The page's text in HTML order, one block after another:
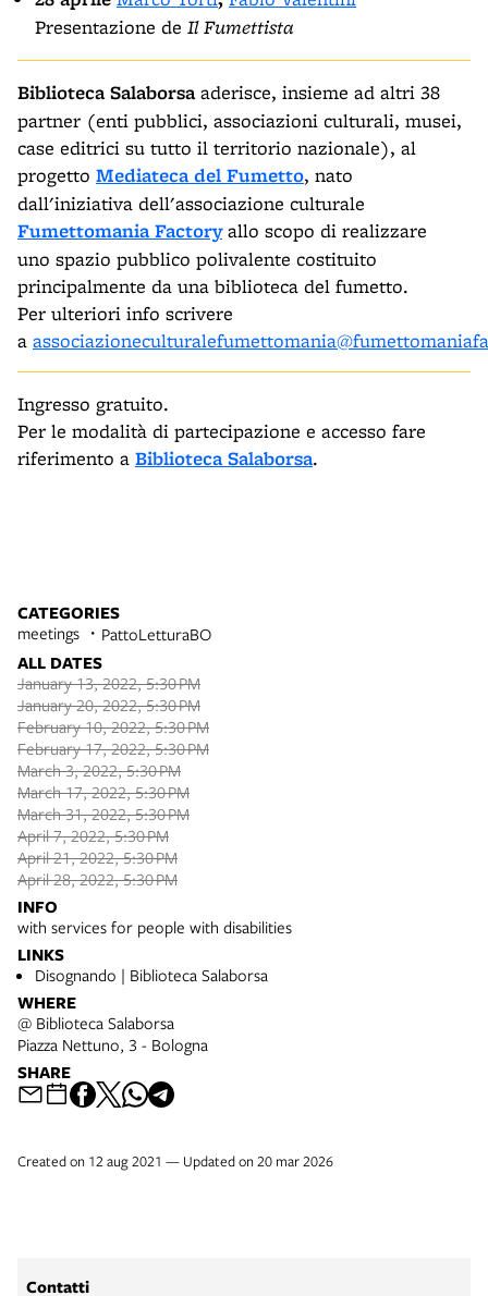
Presentazione de Il Fumettista
Biblioteca Salaborsaaderisce, insieme ad altri 38
partner (enti pubblici, associazioni culturali, musei,
case editrici su tutto il territorio nazionale), al
progetto Mediateca del Fumetto, nato
dall'iniziativa dell'associazione culturale
Fumettomania Factory allo scopo di realizzare
uno spazio pubblico polivalente costituito
principalmente da una biblioteca del fumetto.
Per ulteriori info scrivere
a
Ingresso gratuito.
Per le modalità di partecipazione e accesso fare
riferimento a Biblioteca Salaborsa.
CATEGORIES
meetings PattoLetturaBO
ALL DATES
January 13, 2022, 5:30 PM
January 20, 2022, 5:30 PM
February 10, 2022, 5:30 PM
February 17, 2022, 5:30 PM
March 3, 2022, 5:30 PM
March 17, 2022, 5:30 PM
March 31, 2022, 5:30 PM
April 7, 2022, 5:30 PM
April 21, 2022, 5:30 PM
April 28, 2022, 5:30 PM
INFO
with services for people with disabilities
LINKS
Disognando | Biblioteca Salaborsa
WHERE
@ Biblioteca Salaborsa
Piazza Nettuno, 3 - Bologna
SHARE
Created on 12 aug 2021 — Updated on 20 mar 2026
Contatti